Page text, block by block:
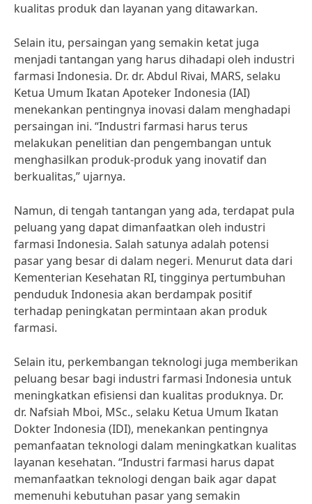
kualitas produk dan layanan yang ditawarkan.
Selain itu, persaingan yang semakin ketat juga
menjadi tantangan yang harus dihadapi oleh industri
farmasi Indonesia. Dr. dr. Abdul Rivai, MARS, selaku
Ketua Umum Ikatan Apoteker Indonesia (IAI)
menekankan pentingnya inovasi dalam menghadapi
persaingan ini. “Industri farmasi harus terus
melakukan penelitian dan pengembangan untuk
menghasilkan produk-produk yang inovatif dan
berkualitas,” ujarnya.
Namun, di tengah tantangan yang ada, terdapat pula
peluang yang dapat dimanfaatkan oleh industri
farmasi Indonesia. Salah satunya adalah potensi
pasar yang besar di dalam negeri. Menurut data dari
Kementerian Kesehatan RI, tingginya pertumbuhan
penduduk Indonesia akan berdampak positif
terhadap peningkatan permintaan akan produk
farmasi.
Selain itu, perkembangan teknologi juga memberikan
peluang besar bagi industri farmasi Indonesia untuk
meningkatkan efisiensi dan kualitas produknya. Dr.
dr. Nafsiah Mboi, MSc., selaku Ketua Umum Ikatan
Dokter Indonesia (IDI), menekankan pentingnya
pemanfaatan teknologi dalam meningkatkan kualitas
layanan kesehatan. “Industri farmasi harus dapat
memanfaatkan teknologi dengan baik agar dapat
memenuhi kebutuhan pasar yang semakin